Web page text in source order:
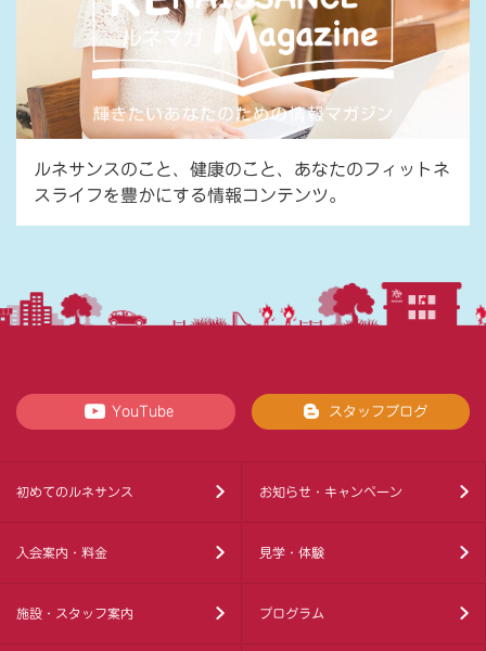
ルネサンスのこと、健康のこと、あなたのフィットネ
スライフを豊かにする情報コンテンツ。
YouTube スタッフブログ
初めてのルネサンス お知らせ・キャンペーン
入会案内・料金 見学・体験
施設・スタッフ案内 プログラム